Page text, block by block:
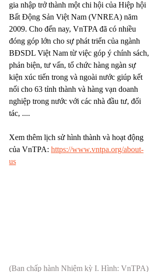
gia nhập trở thành một chi hội của Hiệp hội
Bất Động Sản Việt Nam (VNREA) năm
2009. Cho đến nay, VnTPA đã có nhiều
đóng góp lớn cho sự phát triển của ngành
BĐSDL Việt Nam từ việc góp ý chính sách,
phản biện, tư vấn, tổ chức hàng ngàn sự
kiện xúc tiến trong và ngoài nước giúp kết
nối cho 63 tỉnh thành và hàng vạn doanh
nghiệp trong nước với các nhà đầu tư, đối
tác, ....
Xem thêm lịch sử hình thành và hoạt động
của VnTPA: https://www.vntpa.org/about-
us
(Ban chấp hành Nhiệm kỳ I. Hình: VnTPA)